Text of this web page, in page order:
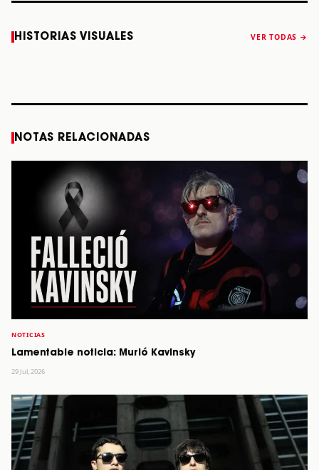
HISTORIAS VISUALES VER TODAS →
Caifanes regresa
a Monterrey el
Fallece Felipe
Staiti, guitarrista
anuncia “Reality
NOTAS RELACIONADAS
NOTICIAS
Lamentable noticia: Murió Kavinsky
29 Jul, 2026